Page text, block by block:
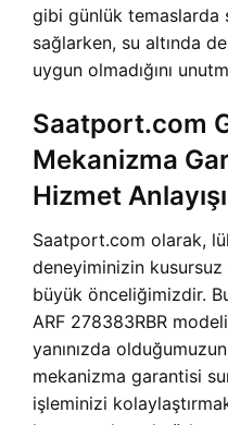
gibi günlük temaslarda
sağlarken, su altında
uygun olmadığını
Saatport.com
Mekanizma
Hizmet Anlayışı
Saatport.com olarak,
deneyiminizin kusursuz
büyük önceliğimizdir.
ARF 278383RBR
yanınızda
mekanizma garantisi
işleminizi